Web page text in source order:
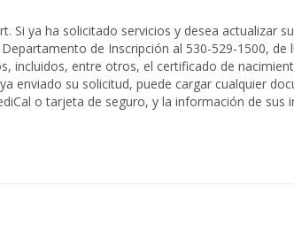
ya ha solicitado servicios y desea actualizar
de Inscripción al 530-529-1500, de
incluidos, entre otros, el certificado de
enviado su solicitud, puede cargar cualquier
o tarjeta de seguro, y la información de sus